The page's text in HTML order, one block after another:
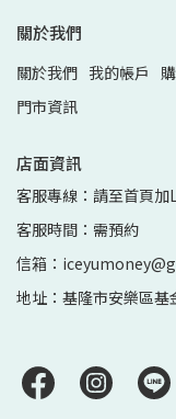
關於我們
關於我們 我的帳戶
門市資訊
店面資訊
客服專線：請至首頁
客服時間：需預約
信箱：
地址：基隆市安樂區基